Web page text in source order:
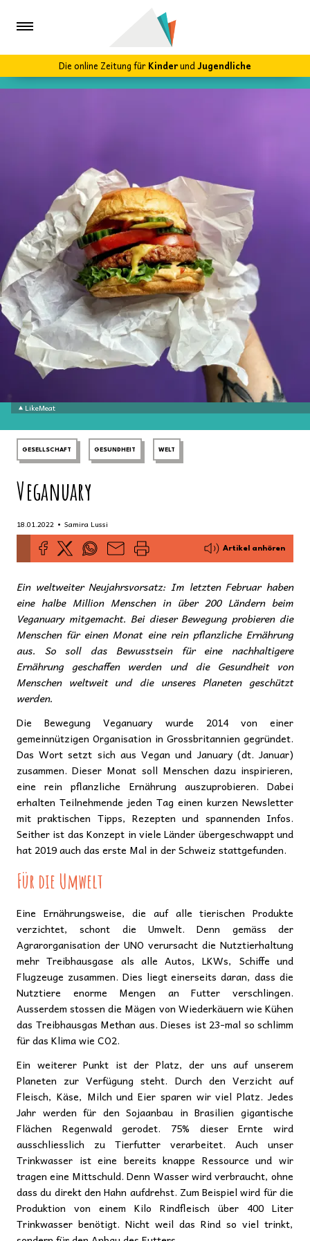
Die online Zeitung fürKinderundJugendliche
LikeMeat
GESELLSCHAFT GESUNDHEIT WELT
Veganuary
18.01.2022 • Samira Lussi
Artikel anhören
Ein weltweiter Neujahrsvorsatz: Im letzten Februar haben
eine halbe Million Menschen in über 200 Ländern beim
Veganuary mitgemacht. Bei dieser Bewegung probieren die
Menschen für einen Monat eine rein pflanzliche Ernährung
aus. So soll das Bewusstsein für eine nachhaltigere
Ernährung geschaffen werden und die Gesundheit von
Menschen weltweit und die unseres Planeten geschützt
werden.
Die Bewegung Veganuary wurde 2014 von einer
gemeinnützigen Organisation in Grossbritannien gegründet.
Das Wort setzt sich aus Vegan und January (dt. Januar)
zusammen. Dieser Monat soll Menschen dazu inspirieren,
eine rein pflanzliche Ernährung auszuprobieren. Dabei
erhalten Teilnehmende jeden Tag einen kurzen Newsletter
mit praktischen Tipps, Rezepten und spannenden Infos.
Seither ist das Konzept in viele Länder übergeschwappt und
hat 2019 auch das erste Mal in der Schweiz stattgefunden.
Für die Umwelt
Eine Ernährungsweise, die auf alle tierischen Produkte
verzichtet, schont die Umwelt. Denn gemäss der
Agrarorganisation der UNO verursacht die Nutztierhaltung
mehr Treibhausgase als alle Autos, LKWs, Schiffe und
Flugzeuge zusammen. Dies liegt einerseits daran, dass die
Nutztiere enorme Mengen an Futter verschlingen.
Ausserdem stossen die Mägen von Wiederkäuern wie Kühen
das Treibhausgas Methan aus. Dieses ist 23-mal so schlimm
für das Klima wie CO2.
Ein weiterer Punkt ist der Platz, der uns auf unserem
Planeten zur Verfügung steht. Durch den Verzicht auf
Fleisch, Käse, Milch und Eier sparen wir viel Platz. Jedes
Jahr werden für den Sojaanbau in Brasilien gigantische
Flächen Regenwald gerodet. 75% dieser Ernte wird
ausschliesslich zu Tierfutter verarbeitet. Auch unser
Trinkwasser ist eine bereits knappe Ressource und wir
tragen eine Mittschuld. Denn Wasser wird verbraucht, ohne
dass du direkt den Hahn aufdrehst. Zum Beispiel wird für die
Produktion von einem Kilo Rindfleisch über 400 Liter
Trinkwasser benötigt. Nicht weil das Rind so viel trinkt,